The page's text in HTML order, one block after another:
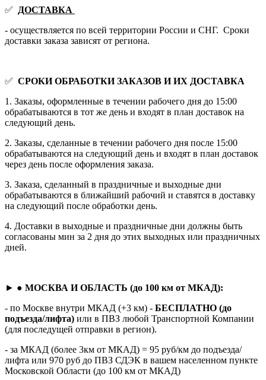
✅
ДОСТАВКА
- осуществляется по всей территории России и СНГ. Сроки
доставки заказа зависят от региона.
✅ СРОКИ ОБРАБОТКИ ЗАКАЗОВ И ИХ ДОСТАВКА
1. Заказы, оформленные в течении рабочего дня до 15:00
обрабатываются в тот же день и входят в план доставок на
следующий день.
2. Заказы, сделанные в течении рабочего дня после 15:00
обрабатываются на следующий день и входят в план доставок
через день после оформления заказа.
3. Заказа, сделанный в праздничные и выходные дни
обрабатываются в ближайший рабочий и ставятся в доставку
на следующий после обработки день.
4. Доставки в выходные и праздничные дни должны быть
согласованы мин за 2 дня до этих выходных или праздничных
дней.
► ● МОСКВА И ОБЛАСТЬ (до 100 км от МКАД):
- по Москве внутри МКАД (+3 км) - БЕСПЛАТНО (до
подъезда/лифта) или в ПВЗ любой Транспортной Компании
(для последущей отправки в регион).
- за МКАД (более 3км от МКАД) = 95 руб/км до подъезда/
лифта или 970 руб до ПВЗ СДЭК в вашем населенном пункте
Московской Области (до 100 км от МКАД)